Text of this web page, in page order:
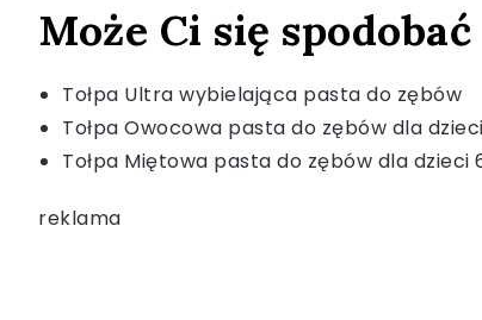
Może Ci się spodobać
Tołpa Ultra wybielająca pasta do zębów
Tołpa Owocowa pasta do zębów dla
Tołpa Miętowa pasta do zębów dla dzieci
reklama